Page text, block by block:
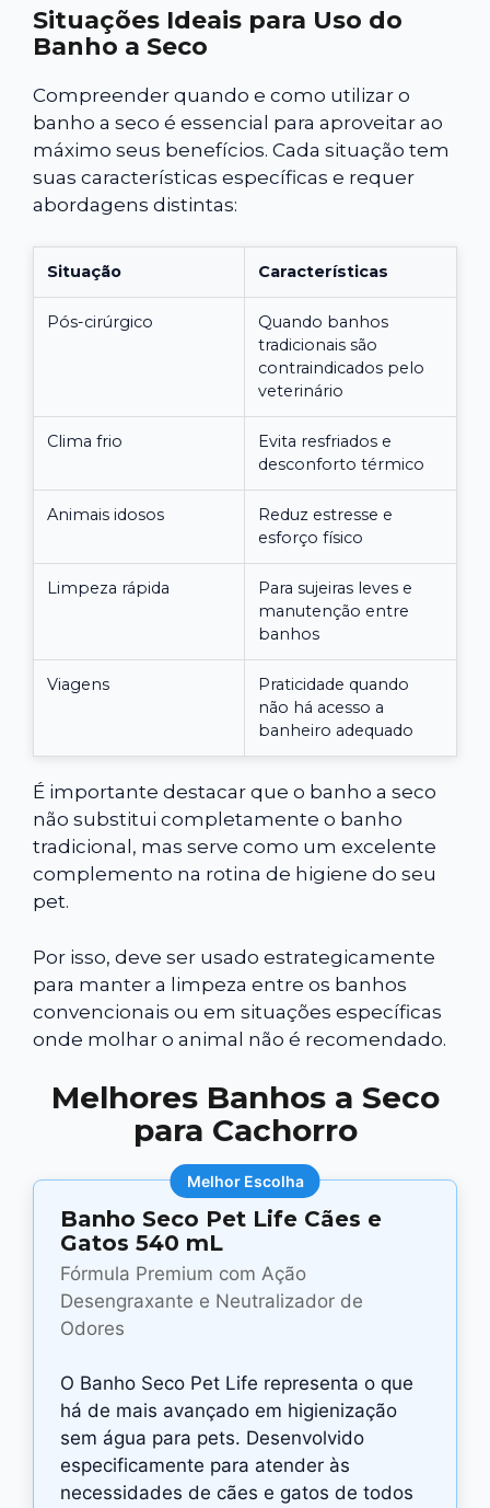
Situações Ideais para Uso do
Banho a Seco
Compreender quando e como utilizar o
banho a seco é essencial para aproveitar ao
máximo seus benefícios. Cada situação tem
suas características específicas e requer
abordagens distintas:
Situação Características
Pós-cirúrgico
Quando banhos
tradicionais são
contraindicados pelo
veterinário
Clima frio
Evita resfriados e
desconforto térmico
Animais idosos
Reduz estresse e
esforço físico
Limpeza rápida
Para sujeiras leves e
manutenção entre
banhos
Viagens
Praticidade quando
não há acesso a
banheiro adequado
É importante destacar que o banho a seco
não substitui completamente o banho
tradicional, mas serve como um excelente
complemento na rotina de higiene do seu
pet.
Por isso, deve ser usado estrategicamente
para manter a limpeza entre os banhos
convencionais ou em situações específicas
onde molhar o animal não é recomendado.
Melhores Banhos a Seco
para Cachorro
Melhor Escolha
Banho Seco Pet Life Cães e
Gatos 540 mL
Fórmula Premium com Ação
Desengraxante e Neutralizador de
Odores
O Banho Seco Pet Life representa o que
há de mais avançado em higienização
sem água para pets. Desenvolvido
especificamente para atender às
necessidades de cães e gatos de todos